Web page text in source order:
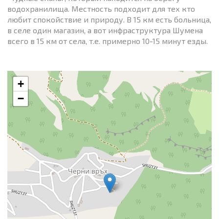
водохранилища. Местность подходит для тех кто
любит спокойствие и природу. В 15 км есть больница,
в селе один магазин, а вот инфраструктура Шумена
всего в 15 км от села, т.е. примерно 10-15 минут езды.
+
−